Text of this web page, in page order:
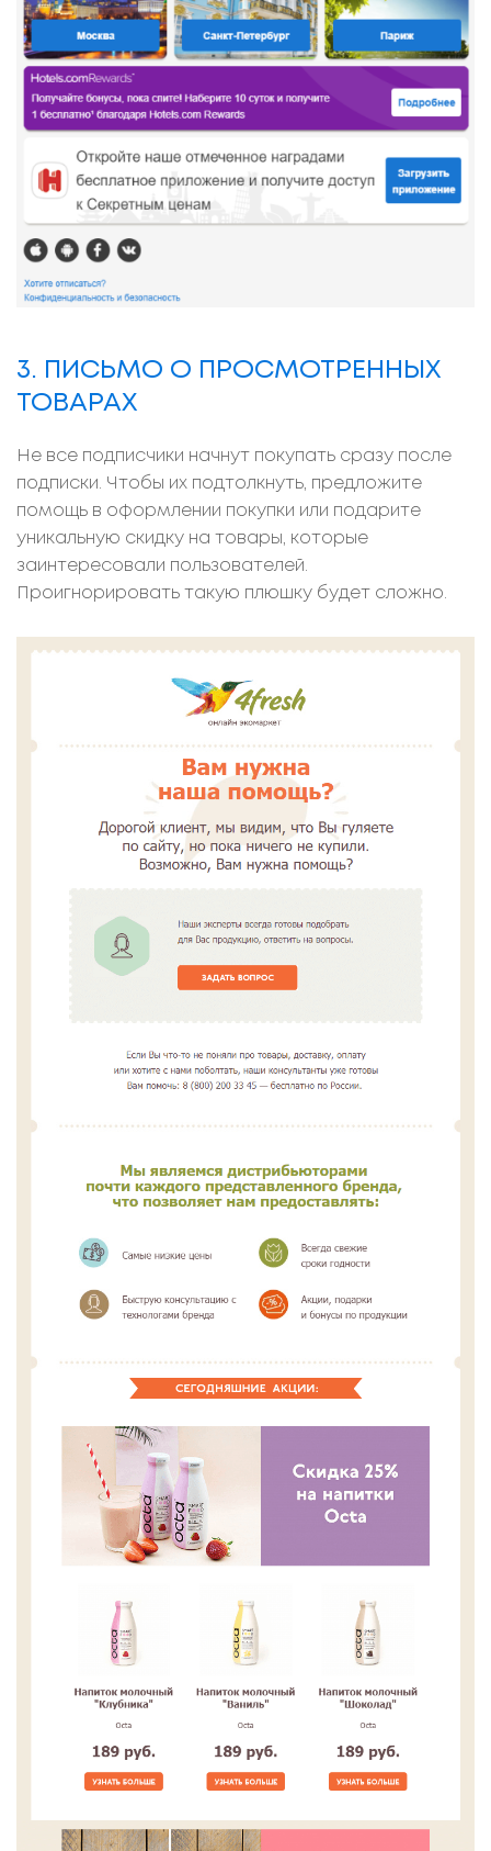
3. ПИСЬМО О ПРОСМОТРЕННЫХ
ТОВАРАХ
Не все подписчики начнут покупать сразу после
подписки. Чтобы их подтолкнуть, предложите
помощь в оформлении покупки или подарите
уникальную скидку на товары, которые
заинтересовали пользователей.
Проигнорировать такую плюшку будет сложно.